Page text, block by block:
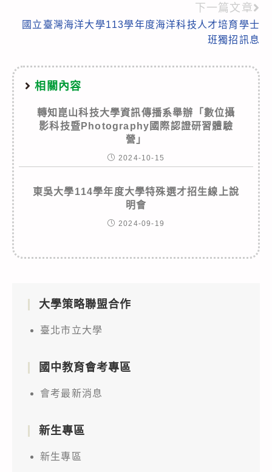
下一篇文章
國立臺灣海洋大學113學年度海洋科技人才培育學士
班獨招訊息
相關內容
轉知崑山科技大學資訊傳播系舉辦「數位攝
影科技暨Photography國際認證研習體驗
營」
2024-10-15
東吳大學114學年度大學特殊選才招生線上說
明會
2024-09-19
大學策略聯盟合作
臺北市立大學
國中教育會考專區
會考最新消息
新生專區
新生專區